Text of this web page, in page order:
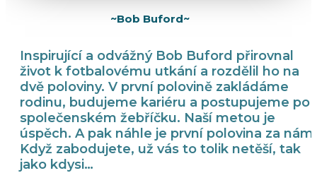
~Bob Buford~
Inspirující a odvážný Bob Buford přirovnal
život k fotbalovému utkání a rozdělil ho na
dvě poloviny. V první polovině zakládáme
rodinu, budujeme kariéru a postupujeme po
společenském žebříčku. Naší metou je
úspěch. A pak náhle je první polovina za
Když zabodujete, už vás to tolik netěší, tak
jako kdysi…